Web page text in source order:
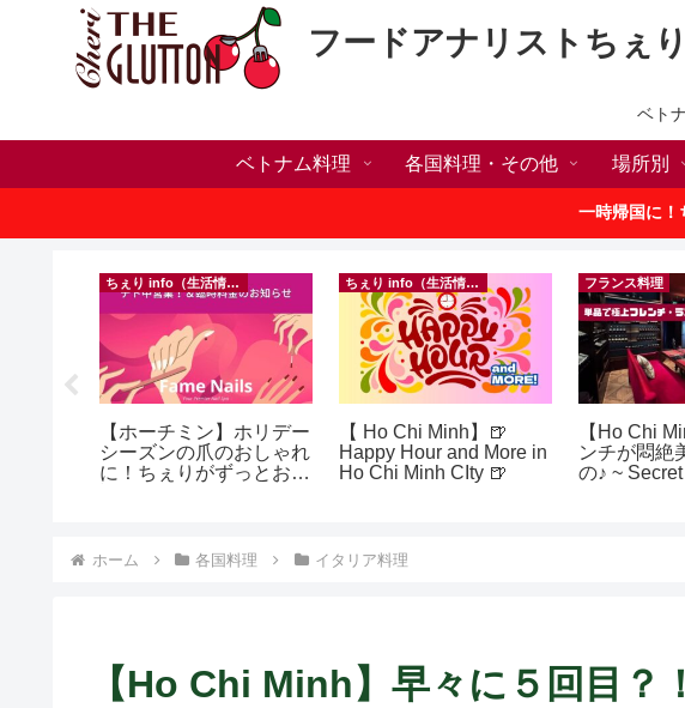
フードアナリストちぇ
ベト
ベトナム料理 各国料理・その他 場所別
一時帰国に！
ちぇり info（生活情報）
【ホーチミン】ホリデー
シーズンの爪のおしゃれ
に！ちぇりがずっとお世
ト中営業予定追記） ~
ちぇり info（生活情報）
【 Ho Chi Minh】🍺
Happy Hour and More in
Ho Chi Minh CIty 🍺
フランス料理
【Ho Chi
ンチが悶絶
の♪ ~
ホーム 各国料理 イタリア料理
【Ho Chi Minh】早々に５回目？